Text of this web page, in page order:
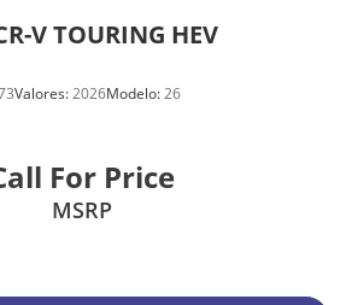
V TOURING HEV
Valores:2026Modelo:26
For Price
MSRP